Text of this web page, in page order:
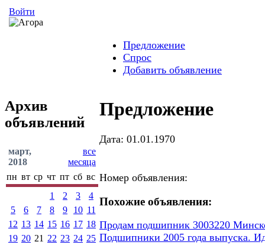
Войти
Предложение
Спрос
Добавить объявление
Архив
объявлений
март,
2018
все
месяца
пн вт ср чт пт сб вс
1
2 3
4
5
6 7 8 9 10 11
12 13 14 15 16 17 18
19 20 21 22 23 24 25
Предложение
Дата: 01.01.1970
Номер объявления:
Похожие объявления:
Продам подшипник 3003220
Подшипники 2005 года выпуска.